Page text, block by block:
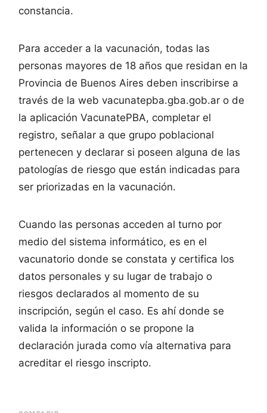
constancia.
Para acceder a la vacunación, todas las
personas mayores de 18 años que residan en la
Provincia de Buenos Aires deben inscribirse a
través de la web vacunatepba.gba.gob.ar o de
la aplicación VacunatePBA, completar el
registro, señalar a que grupo poblacional
pertenecen y declarar si poseen alguna de las
patologías de riesgo que están indicadas para
ser priorizadas en la vacunación.
Cuando las personas acceden al turno por
medio del sistema informático, es en el
vacunatorio donde se constata y certifica los
datos personales y su lugar de trabajo o
riesgos declarados al momento de su
inscripción, según el caso. Es ahí donde se
valida la información o se propone la
declaración jurada como vía alternativa para
acreditar el riesgo inscripto.